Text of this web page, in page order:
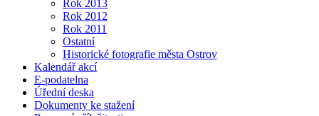
Rok 2013
Rok 2012
Rok 2011
Ostatní
Historické fotografie města Ostrov
Kalendář akcí
E-podatelna
Úřední deska
Dokumenty ke stažení